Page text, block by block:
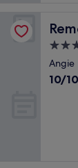
3.0-
Angie
10.0
10/10